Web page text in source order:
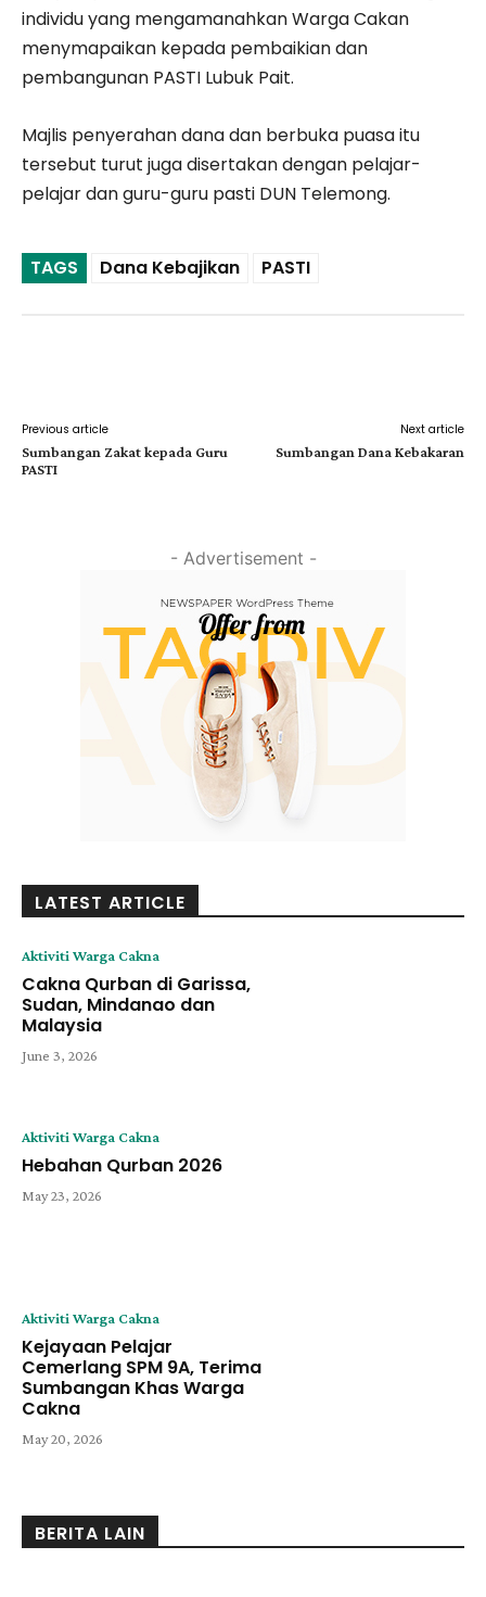
individu yang mengamanahkan Warga Cakan
menymapaikan kepada pembaikian dan
pembangunan PASTI Lubuk Pait.
Majlis penyerahan dana dan berbuka puasa itu
tersebut turut juga disertakan dengan pelajar-
pelajar dan guru-guru pasti DUN Telemong.
TAGS Dana Kebajikan PASTI
Previous article
Sumbangan Zakat kepada Guru
PASTI
Next article
Sumbangan Dana Kebakaran
- Advertisement -
LATEST ARTICLE
Aktiviti Warga Cakna
Cakna Qurban di Garissa,
Sudan, Mindanao dan
Malaysia
June 3, 2026
Aktiviti Warga Cakna
Hebahan Qurban 2026
May 23, 2026
Aktiviti Warga Cakna
Kejayaan Pelajar
Cemerlang SPM 9A, Terima
Sumbangan Khas Warga
Cakna
May 20, 2026
BERITA LAIN